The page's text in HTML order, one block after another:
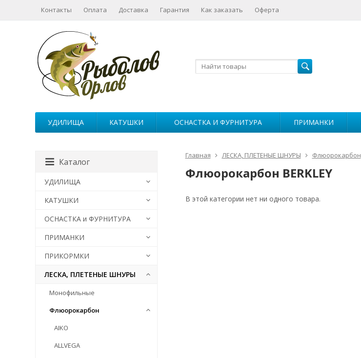
Контакты Оплата Доставка Гарантия Как заказать Оферта
УДИЛИЩА КАТУШКИ ОСНАСТКА И ФУРНИТУРА ПРИМАНКИ
Главная ЛЕСКА, ПЛЕТЕНЫЕ ШНУРЫ Флюорокарбон
Флюорокарбон BERKLEY
В этой категории нет ни одного товара.
Каталог
УДИЛИЩА
КАТУШКИ
ОСНАСТКА и ФУРНИТУРА
ПРИМАНКИ
ПРИКОРМКИ
ЛЕСКА, ПЛЕТЕНЫЕ ШНУРЫ
Монофильные
Флюорокарбон
AIKO
ALLVEGA